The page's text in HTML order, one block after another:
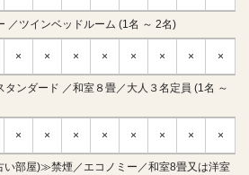
ツインベッドルーム (1名 ～ 2名)
× × × × × × × ×
ンダード ／和室８畳／大人３名定員 (1名 ～
× × × × × × × ×
部屋)≫禁煙／エコノミー／和室8畳又は洋室